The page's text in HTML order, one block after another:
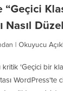
“Geçici
Nasıl
| Okuyucu
kritik 'Geçici bir
WordPress'te